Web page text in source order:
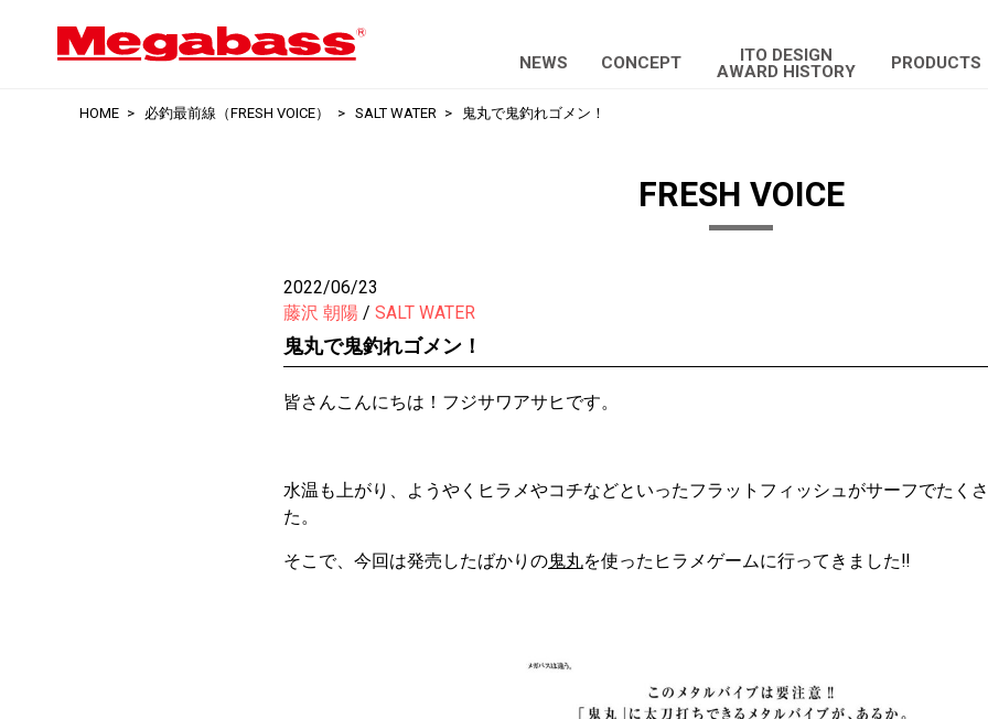
NEWS CONCEPT
ITO DESIGN
AWARD HISTORY
PRODUCTS
HOME 必釣最前線（FRESH VOICE） SALT WATER 鬼丸で鬼釣れゴメン！
FRESH VOICE
2022/06/23
藤沢 朝陽
SALT WATER
鬼丸で鬼釣れゴメン！
皆さんこんにちは！フジサワアサヒです。
水温も上がり、ようやくヒラメやコチなどといったフラットフィッシュがサーフでたく
た。
そこで、今回は発売したばかりの鬼丸を使ったヒラメゲームに行ってきました‼